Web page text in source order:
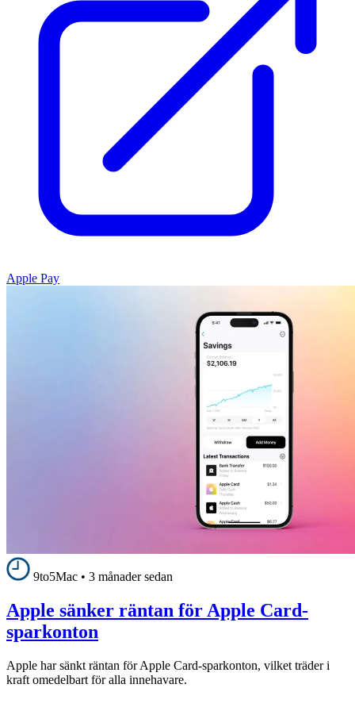
Apple Pay
9to5Mac • 3 månader sedan
Apple sänker räntan för Apple Card-
sparkonton
Apple har sänkt räntan för Apple Card-sparkonton, vilket träder i
kraft omedelbart för alla innehavare.